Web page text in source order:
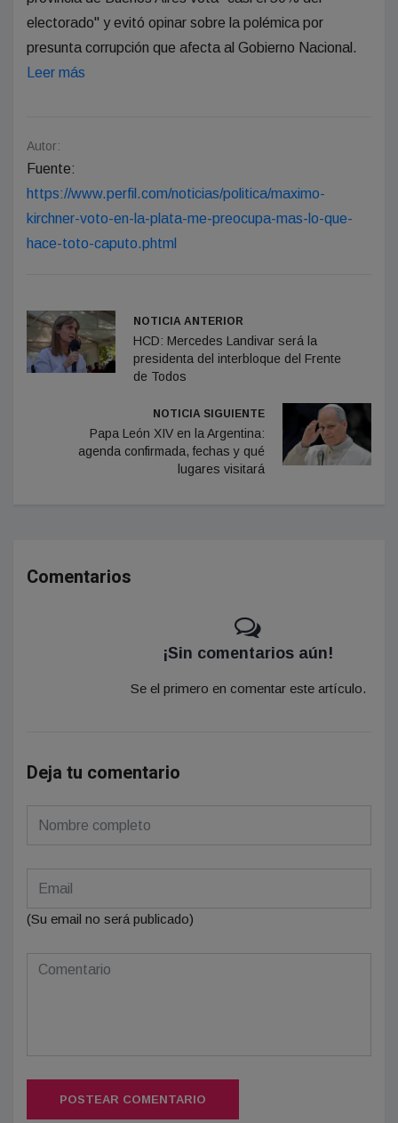
electorado" y evitó opinar sobre la polémica por
presunta corrupción que afecta al Gobierno Nacional.
Leer más
Autor:
Fuente:
https://www.perfil.com/noticias/politica/maximo-
kirchner-voto-en-la-plata-me-preocupa-mas-lo-que-
hace-toto-caputo.phtml
NOTICIA ANTERIOR
HCD: Mercedes Landivar será la
presidenta del interbloque del Frente
de Todos
NOTICIA SIGUIENTE
Papa León XIV en la Argentina:
agenda confirmada, fechas y qué
lugares visitará
Comentarios
¡Sin comentarios aún!
Se el primero en comentar este artículo.
Deja tu comentario
(Su email no será publicado)
POSTEAR COMENTARIO